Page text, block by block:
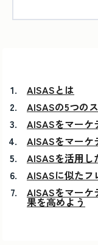
AISASとは
AISASの5つの
AISASをマーケ
AISASをマー
AISASを活用し
AISASに似たフ
AISASをマー
果を高めよう